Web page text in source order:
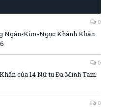
0
Ngân-Kim-Ngọc Khánh Khấn
0
của 14 Nữ tu Đa Minh Tam
0